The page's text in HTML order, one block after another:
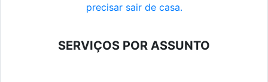
precisar sair de casa.
SERVIÇOS POR ASSUNTO